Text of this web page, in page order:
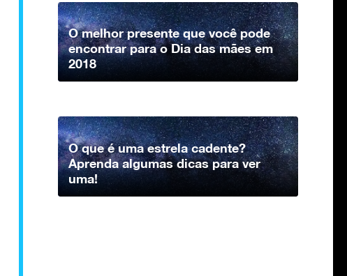
O melhor presente que você pode
encontrar para o Dia das mães em
2018
O que é uma estrela cadente?
Aprenda algumas dicas para ver
uma!